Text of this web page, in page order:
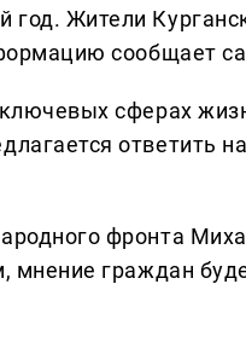
Жители
сообщает
сферах
ответить
фронта
мнение граждан